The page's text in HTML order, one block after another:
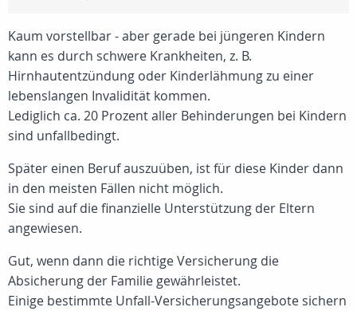
Kaum vorstellbar - aber gerade bei jüngeren Kindern
kann es durch schwere Krankheiten, z. B.
Hirnhautentzündung oder Kinderlähmung zu einer
lebenslangen Invalidität kommen.
Lediglich ca. 20 Prozentaller Behinderungen bei Kindern
sind unfallbedingt.
Später einen Beruf auszuüben, ist für diese Kinder dann
in den meisten Fällen nicht möglich.
Sie sind auf die finanzielle Unterstützung der Eltern
angewiesen.
Gut, wenn dann die richtige Versicherung die
Absicherung der Familie gewährleistet.
Einige bestimmte Unfall-Versicherungsangebote sichern